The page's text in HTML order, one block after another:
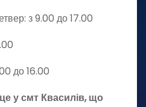
з 9.00 до 17.00
до 16.00
у смт Квасилів, що